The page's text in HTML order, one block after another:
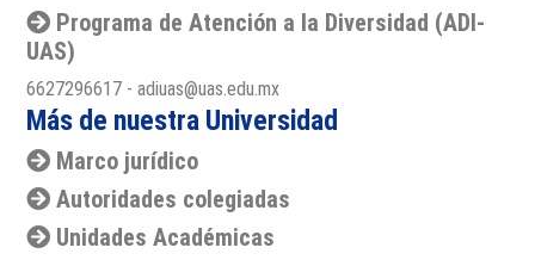
Programa de Atención a la Diversidad (ADI-
UAS)
6627296617 - adiuas@uas.edu.mx
Más de nuestra Universidad
Marco jurídico
Autoridades colegiadas
Unidades Académicas